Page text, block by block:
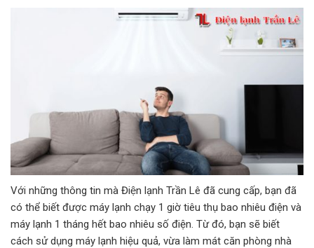
Với những thông tin mà Điện lạnh Trần Lê đã cung cấp, bạn đã
có thể biết được máy lạnh chạy 1 giờ tiêu thụ bao nhiêu điện và
máy lạnh 1 tháng hết bao nhiêu số điện. Từ đó, bạn sẽ biết
cách sử dụng máy lạnh hiệu quả, vừa làm mát căn phòng nhà